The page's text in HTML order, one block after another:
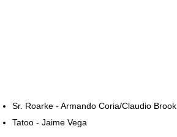
Sr. Roarke - Armando Coria/Claudio Brook
Tatoo - Jaime Vega